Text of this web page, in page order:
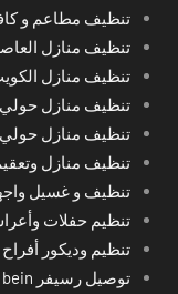
تنظيف مطاعم و
تنظيف منازل
تنظيف منازل الكويت
تنظيف منازل حولي 24 ساعة خدمة تنظيف المساجد في حولي
تنظيف منازل
تنظيف منازل
تنظيف و غسيل
تنظيم حفلات
تنظيم وديكور
توصيل رسيفر bein و تركيب ستلايت و رسيفرات في الكويت